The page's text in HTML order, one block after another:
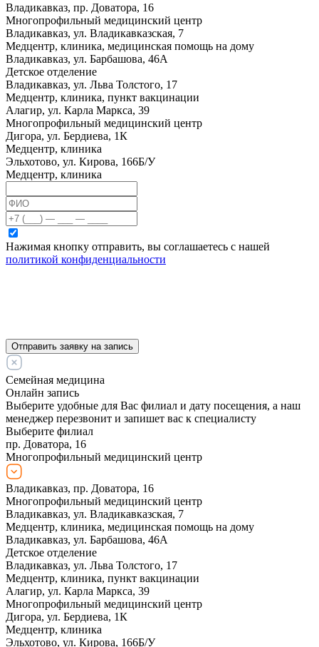
Владикавказ, пр. Доватора, 16
Многопрофильный медицинский центр
Владикавказ, ул. Владикавказская, 7
Медцентр, клиника, медицинская помощь на дому
Владикавказ, ул. Барбашова, 46А
Детское отделение
Владикавказ, ул. Льва Толстого, 17
Медцентр, клиника, пункт вакцинации
Алагир, ул. Карла Маркса, 39
Многопрофильный медицинский центр
Дигора, ул. Бердиева, 1К
Медцентр, клиника
Эльхотово, ул. Кирова, 166Б/У
Медцентр, клиника
Нажимая кнопку отправить, вы соглашаетесь с нашей
политикой конфиденциальности
Отправить заявку на запись
Семейная медицина
Онлайн запись
Выберите удобные для Вас филиал и дату посещения, а наш
менеджер перезвонит и запишет вас к специалисту
Выберите филиал
пр. Доватора, 16
Многопрофильный медицинский центр
Владикавказ, пр. Доватора, 16
Многопрофильный медицинский центр
Владикавказ, ул. Владикавказская, 7
Медцентр, клиника, медицинская помощь на дому
Владикавказ, ул. Барбашова, 46А
Детское отделение
Владикавказ, ул. Льва Толстого, 17
Медцентр, клиника, пункт вакцинации
Алагир, ул. Карла Маркса, 39
Многопрофильный медицинский центр
Дигора, ул. Бердиева, 1К
Медцентр, клиника
Эльхотово, ул. Кирова, 166Б/У